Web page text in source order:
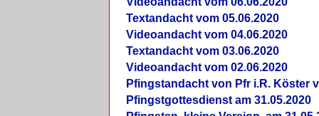
Textandacht vom 05.06.2020
Videoandacht vom 04.06.2020
Textandacht vom 03.06.2020
Videoandacht vom 02.06.2020
Pfingstandacht von Pfr i.R. Köster
Pfingstgottesdienst am 31.05.2020